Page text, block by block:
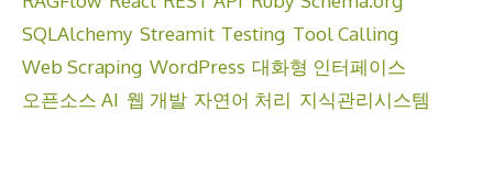
SQLAlchemy Streamit Testing Tool Calling
Web Scraping WordPress 대화형 인터페이스
오픈소스 AI 웹 개발 자연어 처리 지식관리시스템